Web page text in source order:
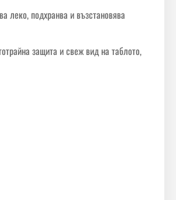
леко, подхранва и възстановява
защита и свеж вид на таблото,